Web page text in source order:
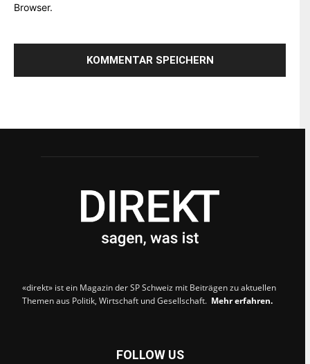
Browser.
«direkt» ist ein Magazin der SP Schweiz mit Beiträgen zu aktuellen
Themen aus Politik, Wirtschaft und Gesellschaft. Mehr erfahren.
FOLLOW US